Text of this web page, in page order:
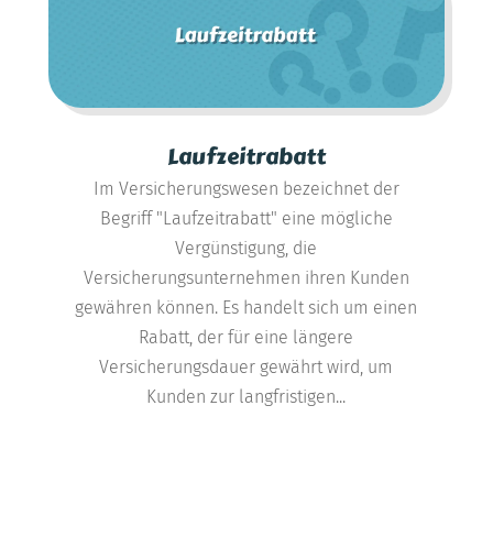
Laufzeitrabatt
Im Versicherungswesen bezeichnet der
Begriff "Laufzeitrabatt" eine mögliche
Vergünstigung, die
Versicherungsunternehmen ihren Kunden
gewähren können. Es handelt sich um einen
Rabatt, der für eine längere
Versicherungsdauer gewährt wird, um
Kunden zur langfristigen...